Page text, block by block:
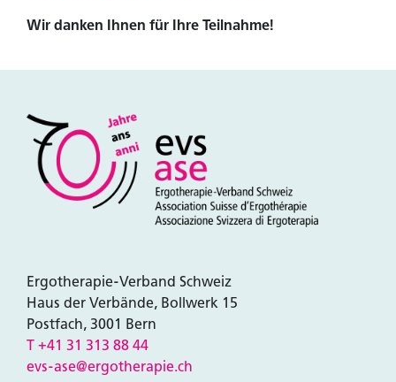
Wir danken Ihnen für Ihre Teilnahme!
Ergotherapie-Verband Schweiz
Haus der Verbände, Bollwerk 15
Postfach, 3001 Bern
T +41 31 313 88 44
evs-ase@ergotherapie.ch